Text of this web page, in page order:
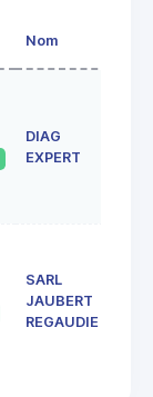
Nom
DIAG
EXPERT
SARL
JAUBERT
REGAUDIE